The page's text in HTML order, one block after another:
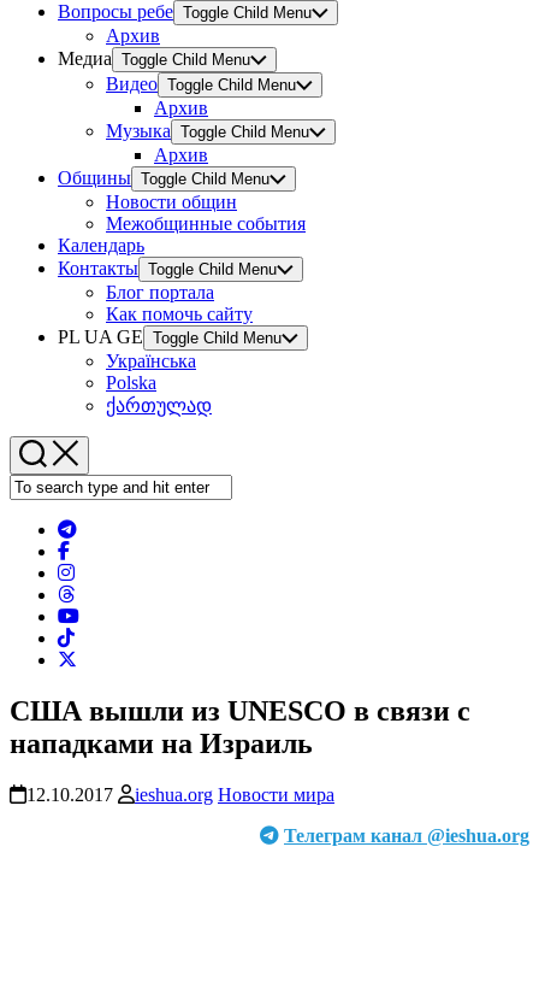
Вопросы ребе Toggle Child Menu
Архив
Медиа Toggle Child Menu
Видео Toggle Child Menu
Архив
Музыка Toggle Child Menu
Архив
Общины Toggle Child Menu
Новости общин
Межобщинные события
Календарь
Контакты Toggle Child Menu
Блог портала
Как помочь сайту
PL UA GE Toggle Child Menu
Українська
Polska
ქართულად
США вышли из UNESCO в связи с
нападками на Израиль
12.10.2017 ieshua.org Новости мира
Телеграм канал @ieshua.org